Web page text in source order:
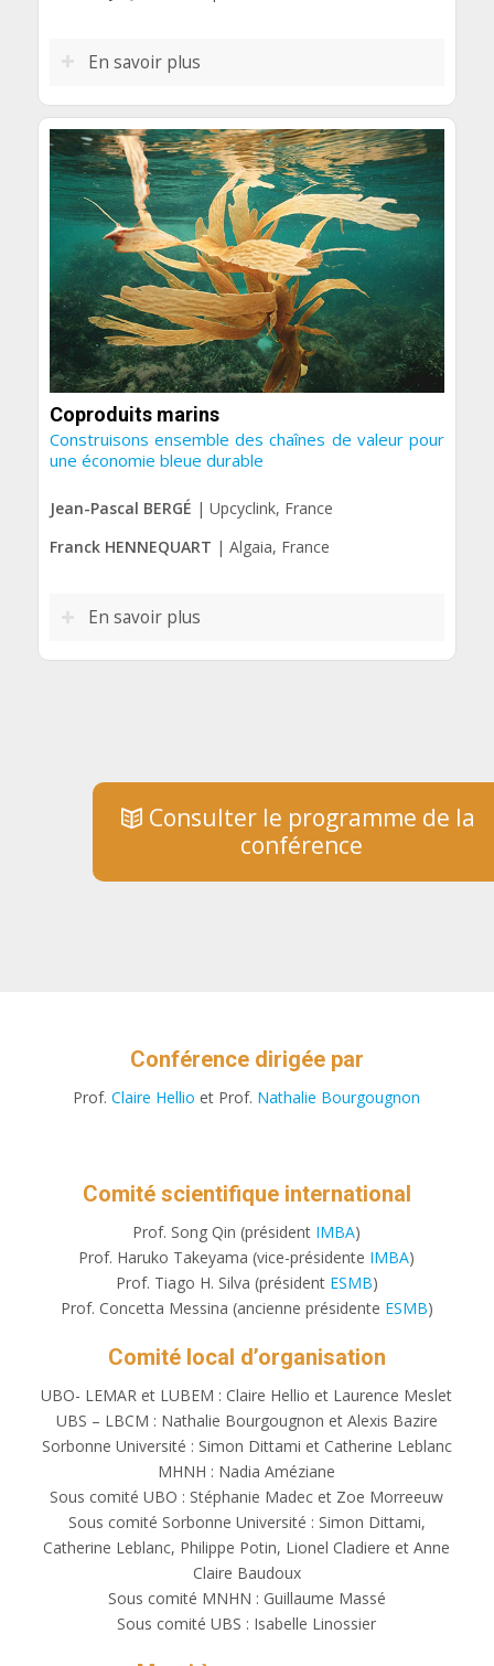
En savoir plus
Coproduits marins
Construisons ensemble des chaînes de valeur pour
une économie bleue durable
Jean-Pascal BERGÉ | Upcyclink, France
Franck HENNEQUART | Algaia, France
En savoir plus
Consulter le programme de la
conférence
Conférence dirigée par
Prof.Claire Hellio et Prof. Nathalie Bourgougnon
Comité scientifique international
Prof. Song Qin (président IMBA)
Prof. Haruko Takeyama (vice-présidente IMBA)
Prof. Tiago H. Silva (président ESMB)
Prof. Concetta Messina (ancienne présidente ESMB)
Comité local d’organisation
UBO- LEMAR et LUBEM : Claire Hellio et Laurence Meslet
UBS – LBCM : Nathalie Bourgougnon​ et Alexis Bazire
Sorbonne Université : Simon Dittami et Catherine Leblanc​
MHNH : Nadia Améziane
Sous comité UBO : Stéphanie Madec et Zoe Morreeuw
Sous comité Sorbonne Université : Simon Dittami,
Catherine Leblanc, Philippe Potin, Lionel Cladiere et Anne
Claire Baudoux
Sous comité MNHN : Guillaume​ Massé
Sous comité UBS : Isabelle​ Linossier